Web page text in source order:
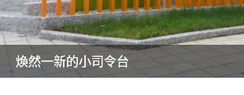
美麗的操場是我們活力的來源
美麗的操場是我們活力的來源
煥然一新的小司令台
煥然一新的小司令台
富含桃園埤塘田園風光意象的中廊
富含桃園埤塘田園風光意象的中廊
嶄新的中庭廣場
嶄新的中庭廣場
水生池生生不息
水生池生生不息